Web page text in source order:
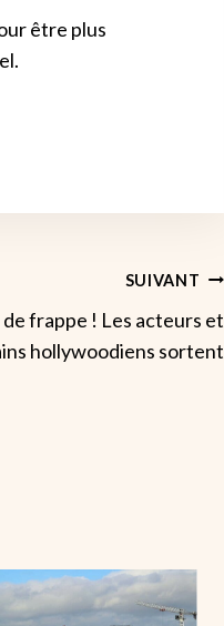
être plus
SUIVANT
frappe ! Les acteurs et
hollywoodiens sortent